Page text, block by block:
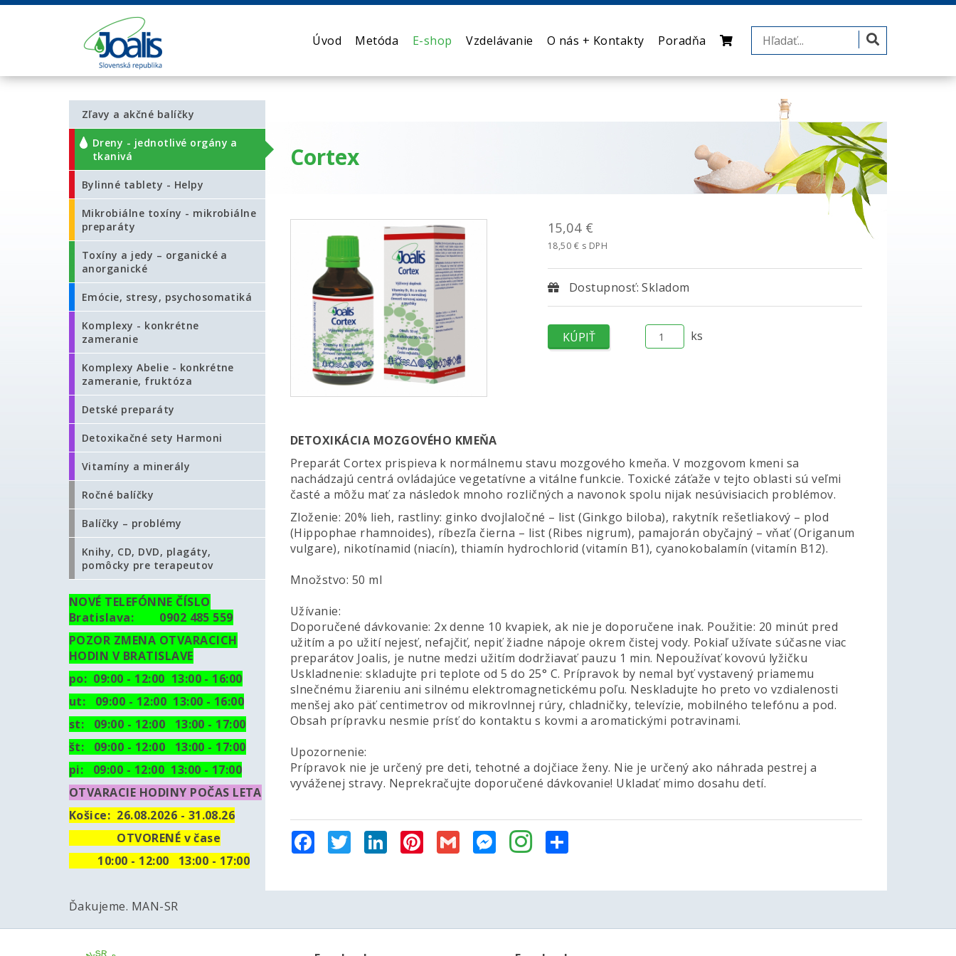
Úvod Metóda E-shop Vzdelávanie O nás + Kontakty Poradňa
Cortex
15,04 €
18,50 € s DPH
Dostupnosť: Skladom
ks
DETOXIKÁCIA MOZGOVÉHO KMEŇA
Preparát Cortex prispieva k normálnemu stavu mozgového kmeňa. V mozgovom kmeni sa
nachádzajú centrá ovládajúce vegetatívne a vitálne funkcie. Toxické záťaže v tejto oblasti sú veľmi
časté a môžu mať za následok mnoho rozličných a navonok spolu nijak nesúvisiacich problémov.
Zloženie: 20% lieh, rastliny: ginko dvojlaločné – list (Ginkgo biloba), rakytník rešetliakový – plod
(Hippophae rhamnoides), ríbezľa čierna – list (Ribes nigrum), pamajorán obyčajný – vňať (Origanum
vulgare), nikotínamid (niacín), thiamín hydrochlorid (vitamín B1), cyanokobalamín (vitamín B12).
Množstvo: 50 ml
Užívanie:
Doporučené dávkovanie: 2x denne 10 kvapiek, ak nie je doporučene inak. Použitie: 20 minút pred
užitím a po užití nejesť, nefajčiť, nepiť žiadne nápoje okrem čistej vody. Pokiaľ užívate súčasne viac
preparátov Joalis, je nutne medzi užitím dodržiavať pauzu 1 min. Nepoužívať kovovú lyžičku
Uskladnenie: skladujte pri teplote od 5 do 25° C. Prípravok by nemal byť vystavený priamemu
slnečnému žiareniu ani silnému elektromagnetickému poľu. Neskladujte ho preto vo vzdialenosti
menšej ako päť centimetrov od mikrovlnnej rúry, chladničky, televízie, mobilného telefónu a pod.
Obsah prípravku nesmie prísť do kontaktu s kovmi a aromatickými potravinami.
Upozornenie:
Prípravok nie je určený pre deti, tehotné a dojčiace ženy. Nie je určený ako náhrada pestrej a
vyváženej stravy. Neprekračujte doporučené dávkovanie! Ukladať mimo dosahu detí.
FacebookTwitterLinkedInPinterest
Gmail Messenger
Zľavy a akčné balíčky
Dreny - jednotlivé orgány a
tkanivá
Bylinné tablety - Helpy
Mikrobiálne toxíny - mikrobiálne
preparáty
Toxíny a jedy – organické a
anorganické
Emócie, stresy, psychosomatiká
Komplexy - konkrétne
zameranie
Komplexy Abelie - konkrétne
zameranie, fruktóza
Detské preparáty
Detoxikačné sety Harmoni
Vitamíny a minerály
Ročné balíčky
Balíčky – problémy
Knihy, CD, DVD, plagáty,
pomôcky pre terapeutov
NOVÉ TELEFÓNNE ČÍSLO
Bratislava: 0902 485 559
POZOR ZMENA OTVARACICH
HODIN V BRATISLAVE
po: 09:00 - 12:00 13:00 - 16:00
ut: 09:00 - 12:00 13:00 - 16:00
st: 09:00 - 12:00 13:00 - 17:00
št: 09:00 - 12:00 13:00 - 17:00
pi: 09:00 - 12:00 13:00 - 17:00
OTVARACIE HODINY POČAS LETA
Košice: 26.08.2026 - 31.08.26
OTVORENÉ v čase
10:00 - 12:00 13:00 - 17:00
Ďakujeme. MAN-SR